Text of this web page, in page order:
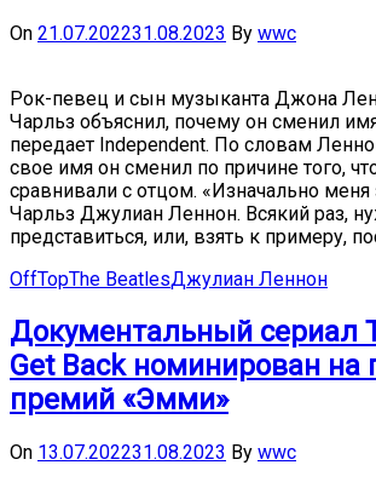
On 21.07.202231.08.2023 By wwc
Рок-певец и сын музыканта Джона
Чарльз объяснил, почему он сменил
передает Independent. По словам
свое имя он сменил по причине того,
сравнивали с отцом. «Изначально
Чарльз Джулиан Леннон. Всякий раз,
представиться, или, взять к примеру,
OffTopThe BeatlesДжулиан Леннон
Документальный сериал
Get Back номинирован на
премий «Эмми»
On 13.07.202231.08.2023 By wwc